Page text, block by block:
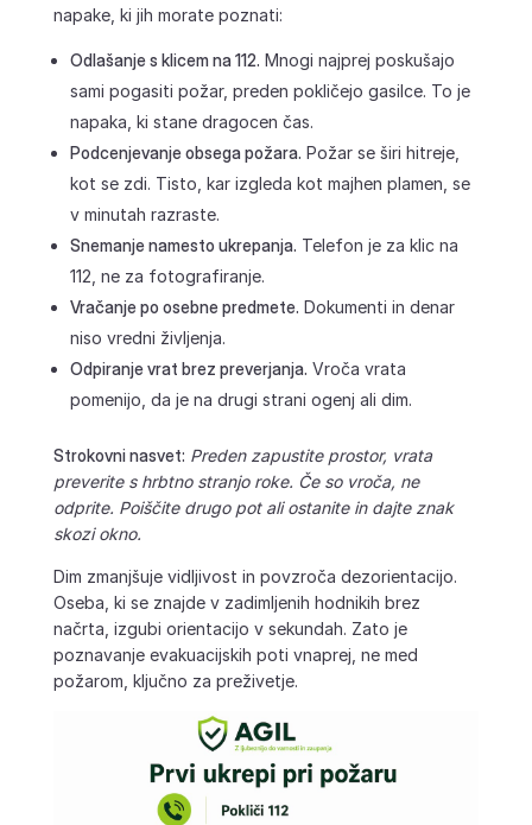
napake, ki jih morate poznati:
Odlašanje s klicem na 112. Mnogi najprej poskušajo
sami pogasiti požar, preden pokličejo gasilce. To je
napaka, ki stane dragocen čas.
Podcenjevanje obsega požara. Požar se širi hitreje,
kot se zdi. Tisto, kar izgleda kot majhen plamen, se
v minutah razraste.
Snemanje namesto ukrepanja. Telefon je za klic na
112, ne za fotografiranje.
Vračanje po osebne predmete. Dokumenti in denar
niso vredni življenja.
Odpiranje vrat brez preverjanja. Vroča vrata
pomenijo, da je na drugi strani ogenj ali dim.
Strokovni nasvet: Preden zapustite prostor, vrata
preverite s hrbtno stranjo roke. Če so vroča, ne
odprite. Poiščite drugo pot ali ostanite in dajte znak
skozi okno.
Dim zmanjšuje vidljivost in povzroča dezorientacijo.
Oseba, ki se znajde v zadimljenih hodnikih brez
načrta, izgubi orientacijo v sekundah. Zato je
poznavanje evakuacijskih poti vnaprej, ne med
požarom, ključno za preživetje.